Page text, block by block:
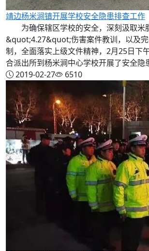
靖边杨米涧镇开展学校安全隐患排查工作
为确保辖区学校的安全，深刻汲取米
&quot;4.27&quot;伤害案件教训，以及
制，全面落实上级文件精神，2月25日下
合派出所到杨米涧中心学校开展了安全隐
2019-02-27
6510